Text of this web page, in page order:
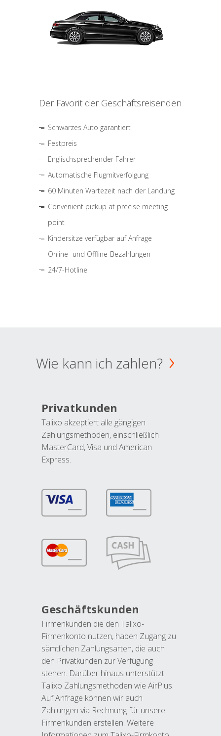
Der Favorit der Geschäftsreisenden
Schwarzes Auto garantiert
Festpreis
Englischsprechender Fahrer
Automatische Flugmitverfolgung
60 Minuten Wartezeit nach der Landung
Convenient pickup at precise meeting
point
Kindersitze verfügbar auf Anfrage
Online- und Offline-Bezahlungen
24/7-Hotline
Wie kann ich zahlen?
Privatkunden
Talixo akzeptiert alle gängigen
Zahlungsmethoden, einschließlich
MasterCard, Visa und American
Express.
Geschäftskunden
Firmenkunden die den Talixo-
Firmenkonto nutzen, haben Zugang zu
sämtlichen Zahlungsarten, die auch
den Privatkunden zur Verfügung
stehen. Darüber hinaus unterstützt
Talixo Zahlungsmethoden wie AirPlus.
Auf Anfrage können wir auch
Zahlungen via Rechnung für unsere
Firmenkunden erstellen. Weitere